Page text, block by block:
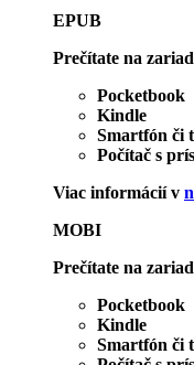
EPUB
Prečítate na
Pocketbook
Kindle
Smartfón či
Počítač s
Viac informácií v
MOBI
Prečítate na
Pocketbook
Kindle
Smartfón či